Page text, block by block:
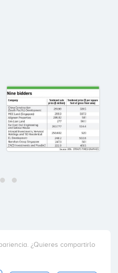
¿Quieres compartirlo